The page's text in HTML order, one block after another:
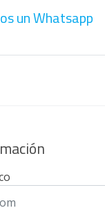
un Whatsapp